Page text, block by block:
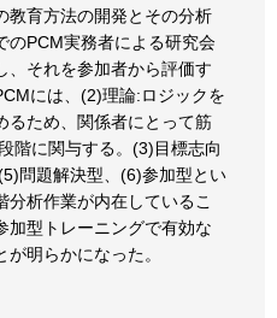
教育方法の開発とその分析
のPCM実務者による研究会
、それを参加者から評価す
には、(2)理論:ロジックを
るため、関係者にとって筋
階に関与する。(3)目標志向
問題解決型、(6)参加型とい
分析作業が内在しているこ
加型トレーニングで有効な
明らかになった。